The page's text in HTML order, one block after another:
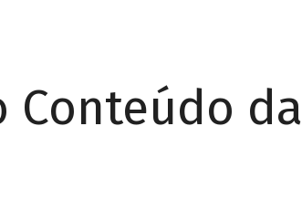
Conteúdo da